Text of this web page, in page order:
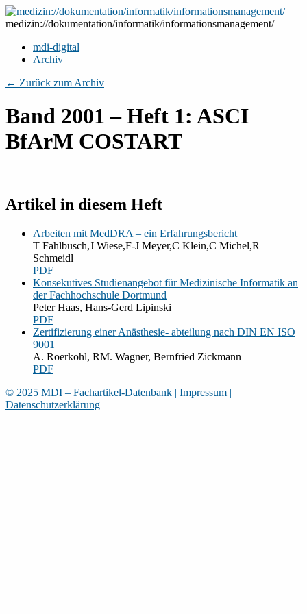
Zum
Inhalt
medizin://dokumentation/informatik/informationsmanagement/
mdi-digital
Archiv
← Zurück zum Archiv
Band 2001 – Heft 1: ASCI
BfArM COSTART
Artikel in diesem Heft
Arbeiten mit MedDRA – ein Erfahrungsbericht
T Fahlbusch,J Wiese,F-J Meyer,C Klein,C Michel,R
Schmeidl
PDF
Konsekutives Studienangebot für Medizinische Informatik an
der Fachhochschule Dortmund
Peter Haas, Hans-Gerd Lipinski
PDF
Zertifizierung einer Anästhesie- abteilung nach DIN EN ISO
9001
A. Roerkohl, RM. Wagner, Bernfried Zickmann
PDF
© 2025 MDI – Fachartikel-Datenbank | Impressum |
Datenschutzerklärung